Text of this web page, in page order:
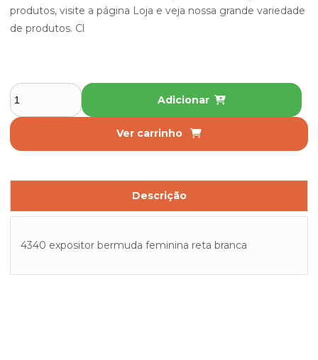
produtos, visite a página Loja e veja nossa grande variedade
de produtos. Cl
Adicionar
Ver carrinho
Descrição
4340 expositor bermuda feminina reta branca